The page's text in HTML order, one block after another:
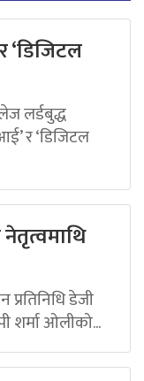
‘डिजिटल
लर्डबुद्ध
र ‘डिजिटल
डेजी
शर्मा ओलीको...